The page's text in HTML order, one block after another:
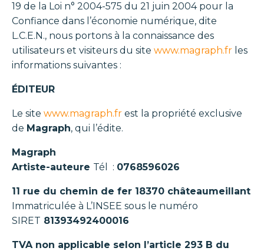
19 de la Loi n° 2004-575 du 21 juin 2004 pour la
Confiance dans l’économie numérique, dite
L.C.E.N., nous portons à la connaissance des
utilisateurs et visiteurs du site www.magraph.fr les
informations suivantes :
ÉDITEUR
Le site www.magraph.fr est la propriété exclusive
de Magraph, qui l’édite.
Magraph
Artiste-auteure Tél : 0768596026
11 rue du chemin de fer 18370 châteaumeillant
Immatriculée à L’INSEE sous le numéro
SIRET 81393492400016
TVA non applicable selon l’article 293 B du